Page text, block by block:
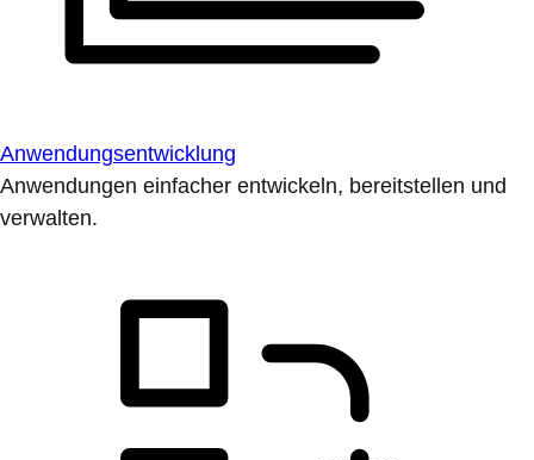
Anwendungsentwicklung
Anwendungen einfacher entwickeln, bereitstellen und
verwalten.